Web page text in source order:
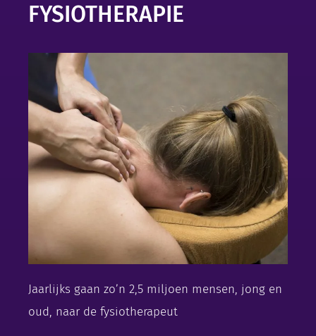
FYSIOTHERAPIE
Jaarlijks gaan zo’n 2,5 miljoen mensen, jong en
oud, naar de fysiotherapeut